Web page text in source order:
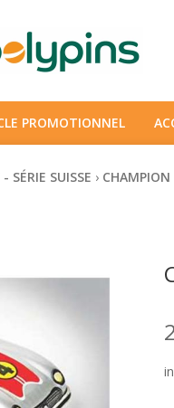
PROMOTIONNEL
SÉRIE SUISSE › CHAMPION